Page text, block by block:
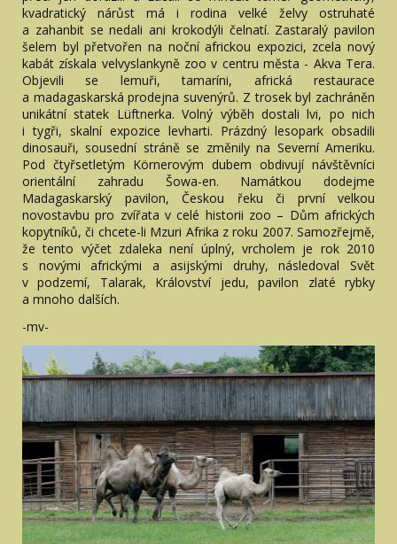
kvadratický nárůst má i rodina velké želvy ostruhaté
a zahanbit se nedali ani krokodýli čelnatí. Zastaralý pavilon
šelem byl přetvořen na noční africkou expozici, zcela nový
kabát získala velvyslankyně zoo v centru města - Akva Tera.
Objevili se lemuři, tamaríni, africká restaurace
a madagaskarská prodejna suvenýrů. Z trosek byl zachráněn
unikátní statek Lüftnerka. Volný výběh dostali lvi, po nich
i tygři, skalní expozice levharti. Prázdný lesopark obsadili
dinosauři, sousední stráně se změnily na Severní Ameriku.
Pod čtyřsetletým Körnerovým dubem obdivují návštěvníci
orientální zahradu Šowa-en. Namátkou dodejme
Madagaskarský pavilon, Českou řeku či první velkou
novostavbu pro zvířata v celé historii zoo – Dům afrických
kopytníků, či chcete-li Mzuri Afrika z roku 2007. Samozřejmě,
že tento výčet zdaleka není úplný, vrcholem je rok 2010
s novými africkými a asijskými druhy, následoval Svět
v podzemí, Talarak, Království jedu, pavilon zlaté rybky
a mnoho dalších.
-mv-